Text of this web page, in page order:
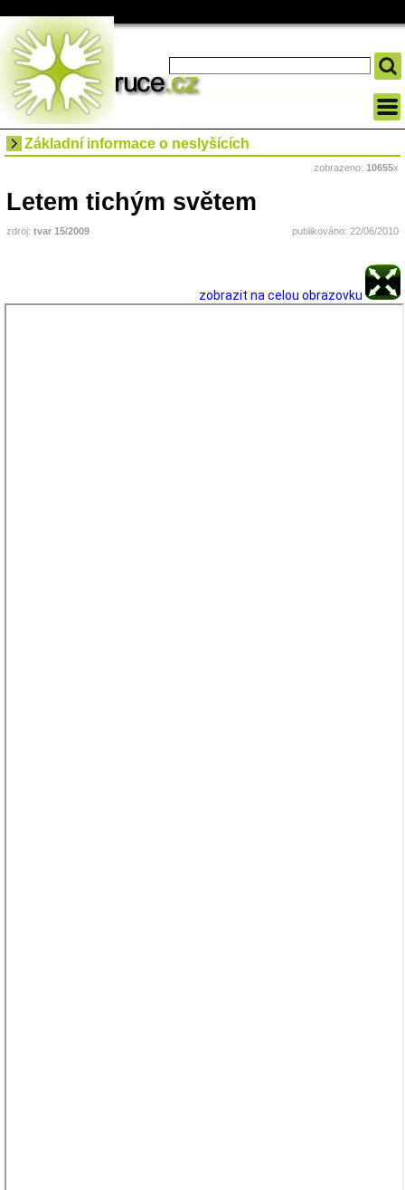
Základní informace o neslyšících
zobrazeno: 10655x
Letem tichým světem
zdroj: tvar 15/2009 publikováno: 22/06/2010
zobrazit na celou obrazovku